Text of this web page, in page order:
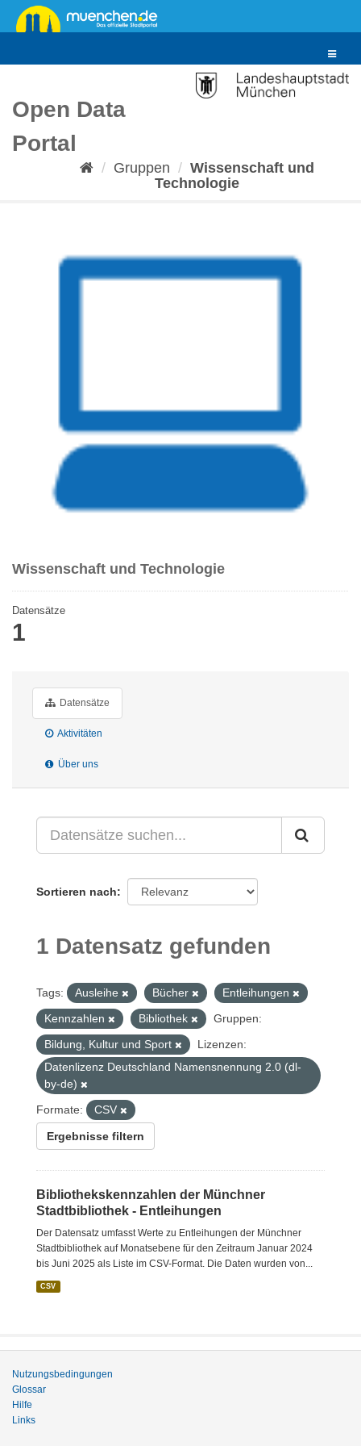
Überspringen
zum
Toggle
Open Data
Portal
Gruppen
Wissenschaft und
Technologie
Wissenschaft und Technologie
Datensätze
1
Datensätze
Aktivitäten
Über uns
Sortieren nach
1 Datensatz gefunden
Tags: Ausleihe Bücher
Entleihungen
Kennzahlen
Bibliothek
Gruppen:
Bildung, Kultur und Sport
Lizenzen:
Datenlizenz Deutschland Namensnennung 2.0 (dl-
by-de)
Formate:
CSV
Ergebnisse filtern
Bibliothekskennzahlen der Münchner
Stadtbibliothek - Entleihungen
Der Datensatz umfasst Werte zu Entleihungen der Münchner
Stadtbibliothek auf Monatsebene für den Zeitraum Januar 2024
bis Juni 2025 als Liste im CSV-Format. Die Daten wurden von...
CSV
Nutzungsbedingungen
Glossar
Hilfe
Links